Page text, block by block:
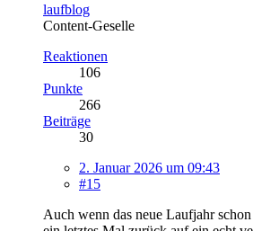
laufblog
Content-Geselle
Reaktionen
106
Punkte
266
Beiträge
30
2. Januar 2026 um 09:43
#15
Auch wenn das neue Laufjahr